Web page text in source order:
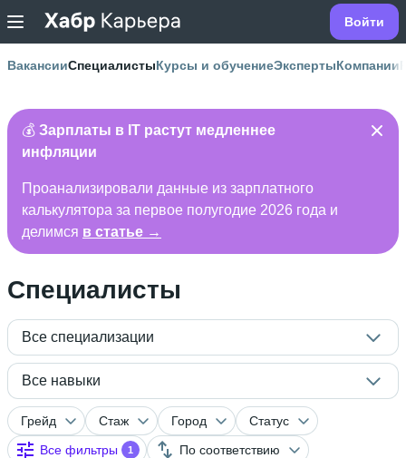
Войти
ВакансииСпециалистыКурсы и обучениеЭкспертыКомпании
💰 Зарплаты в IT растут медленнее
инфляции
Проанализировали данные из зарплатного
калькулятора за первое полугодие 2026 года и
делимся в статье →
Специалисты
Все специализации
Все навыки
Грейд Стаж Город
Статус
Все фильтры
1 По соответствию